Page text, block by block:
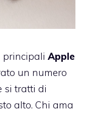
principali Apple
un numero
si tratti di
alto. Chi ama